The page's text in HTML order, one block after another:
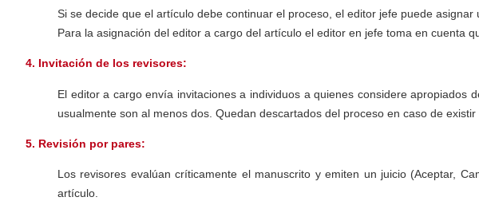
Si se decide que el artículo debe continuar el proceso, el editor jefe puede
Para la asignación del editor a cargo del artículo el editor en jefe toma en cuenta
4. Invitación de los revisores:
El editor a cargo envía invitaciones a individuos a quienes considere
usualmente son al menos dos. Quedan descartados del proceso en caso de
5. Revisión por pares:
Los revisores evalúan críticamente el manuscrito y emiten un juicio (Aceptar,
artículo.